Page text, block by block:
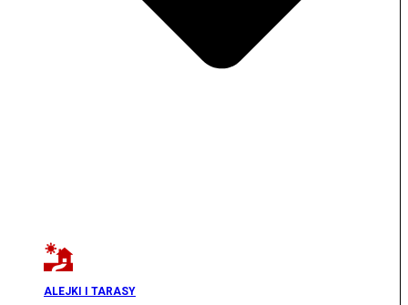
ALEJKI I TARASY